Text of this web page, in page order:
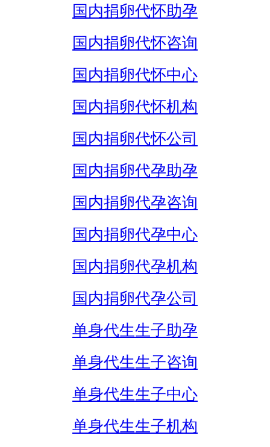
国内捐卵代怀助孕
国内捐卵代怀咨询
国内捐卵代怀中心
国内捐卵代怀机构
国内捐卵代怀公司
国内捐卵代孕助孕
国内捐卵代孕咨询
国内捐卵代孕中心
国内捐卵代孕机构
国内捐卵代孕公司
单身代生生子助孕
单身代生生子咨询
单身代生生子中心
单身代生生子机构